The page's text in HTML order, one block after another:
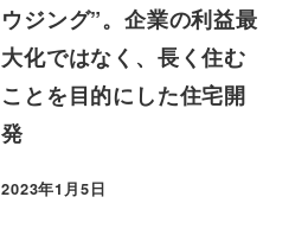
ウジング”。企業の利益最
大化ではなく、長く住む
ことを目的にした住宅開
発
2023年1月5日